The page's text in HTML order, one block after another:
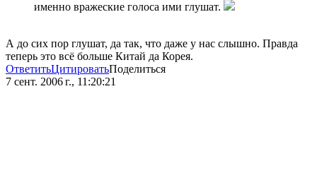
именно вражеские голоса ими глушат.
А до сих пор глушат, да так, что даже у нас слышно. Правда
теперь это всё больше Китай да Корея.
ОтветитьЦитироватьПоделиться
7 сент. 2006 г., 11:20:21